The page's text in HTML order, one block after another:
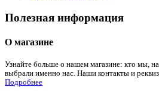
Полезная информация
О магазине
Узнайте больше о нашем магазине: кто мы,
выбрали именно нас. Наши контакты и
Подробнее